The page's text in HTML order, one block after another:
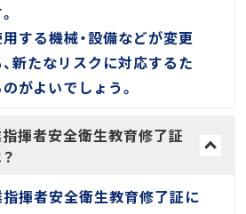
する機械・設備などが変更
新たなリスクに対応するた
がよいでしょう。
揮者安全衛生教育修了証
揮者安全衛生教育修了証に